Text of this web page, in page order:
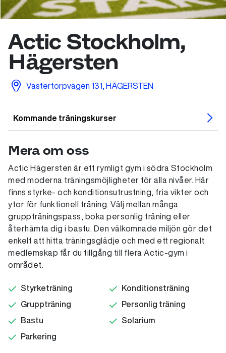
Actic Stockholm,
Hägersten
Västertorpvägen 131, HÄGERSTEN
Kommande träningskurser
Mera om oss
Actic Hägersten är ett rymligt gym i södra Stockholm
med moderna träningsmöjligheter för alla nivåer. Här
finns styrke- och konditionsutrustning, fria vikter och
ytor för funktionell träning. Välj mellan många
gruppträningspass, boka personlig träning eller
återhämta dig i bastu. Den välkomnade miljön gör det
enkelt att hitta träningsglädje och med ett regionalt
medlemskap får du tillgång till flera Actic-gym i
området.
Styrketräning
Konditionsträning
Gruppträning
Personlig träning
Bastu
Solarium
Parkering